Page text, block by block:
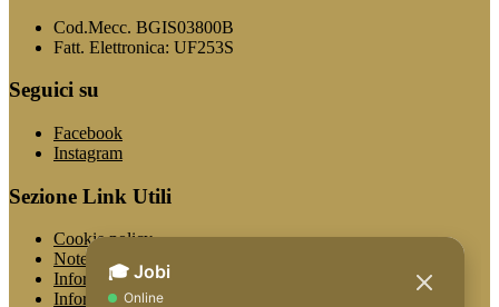
Cod.Mecc. BGIS03800B
Fatt. Elettronica: UF253S
Seguici su
Facebook
Instagram
Sezione Link Utili
Cookie policy
Note legali
Informativa Privacy
Informativa Privacy chatbot Jobi